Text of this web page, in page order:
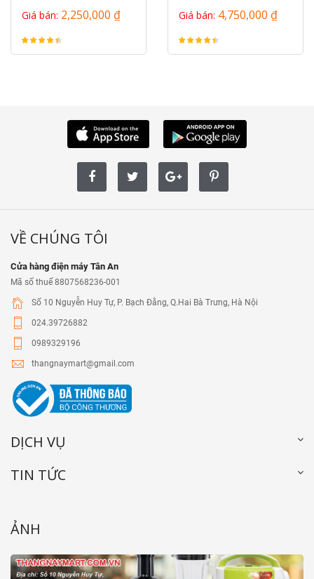
hàng...
Giá bán: 2,250,000 ₫
HNS151WRA - Hàng...
Giá bán: 4,750,000 ₫
VỀ CHÚNG TÔI
Cửa hàng điện máy Tân An
Mã số thuế 8807568236-001
Số 10 Nguyễn Huy Tự, P. Bạch Đằng, Q.Hai Bà Trưng, Hà Nội
024.39726882
0989329196
thangnaymart@gmail.com
DỊCH VỤ
TIN TỨC
ẢNH